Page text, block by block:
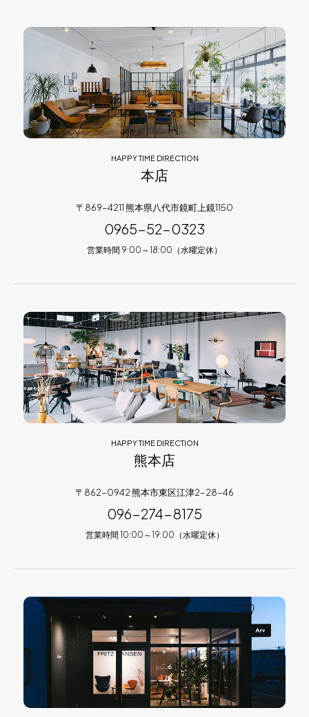
HAPPY TIME DIRECTION
本店
〒869-4211 熊本県八代市鏡町上鏡1150
0965-52-0323
営業時間 9:00～18:00（水曜定休）
HAPPY TIME DIRECTION
熊本店
〒862-0942 熊本市東区江津2-28-46
096-274-8175
営業時間 10:00～19:00（水曜定休）